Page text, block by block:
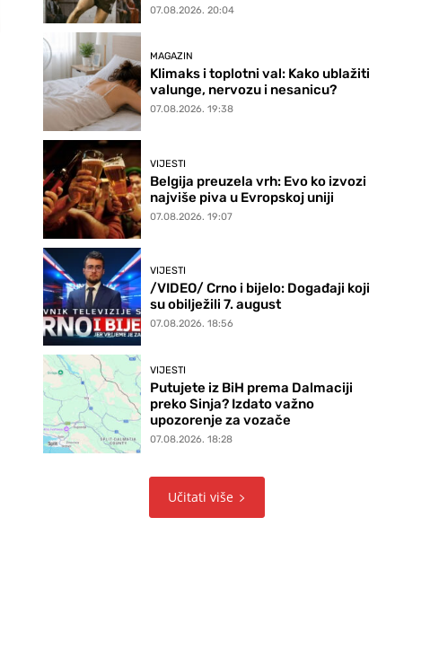
07.08.2026. 20:04
MAGAZIN
Klimaks i toplotni val: Kako ublažiti
valunge, nervozu i nesanicu?
07.08.2026. 19:38
VIJESTI
Belgija preuzela vrh: Evo ko izvozi
najviše piva u Evropskoj uniji
07.08.2026. 19:07
VIJESTI
/VIDEO/ Crno i bijelo: Događaji koji
su obilježili 7. august
07.08.2026. 18:56
VIJESTI
Putujete iz BiH prema Dalmaciji
preko Sinja? Izdato važno
upozorenje za vozače
07.08.2026. 18:28
Učitati više